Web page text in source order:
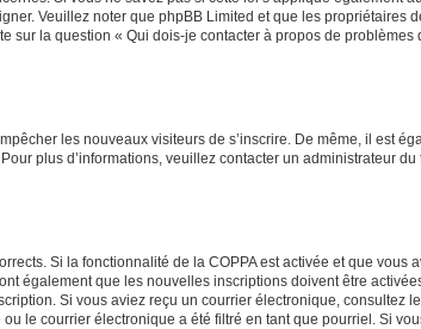
Veuillez noter que phpBB Limited et que les propriétaires
la question « Qui dois-je contacter à propos de problèmes
les nouveaux visiteurs de s’inscrire. De même, il est
plus d’informations, veuillez contacter un administrateur du
Si la fonctionnalité de la COPPA est activée et que vous
également que les nouvelles inscriptions doivent être
Si vous aviez reçu un courrier électronique, consultez
le courrier électronique a été filtré en tant que pourriel. Si